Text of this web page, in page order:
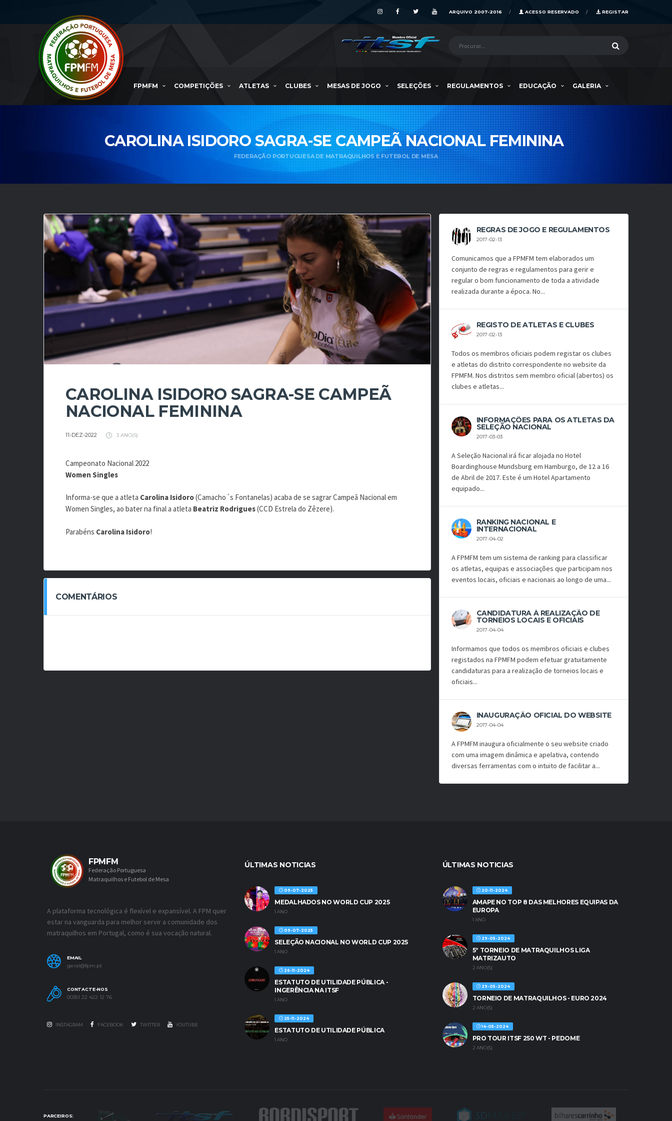
REGISTAR
ACESSO RESERVADO
ARQUIVO 2007-2016
FPMFM COMPETIÇÕES ATLETAS CLUBES MESAS DE JOGO SELEÇÕES REGULAMENTOS EDUCAÇÃO GALERIA
CAROLINA ISIDORO SAGRA-SE CAMPEÃ NACIONAL FEMININA
FEDERAÇÃO PORTUGUESA DE MATRAQUILHOS E FUTEBOL DE MESA
CAROLINA ISIDORO SAGRA-SE CAMPEÃ
NACIONAL FEMININA
11-DEZ-2022 3 ANO(S)
Campeonato Nacional 2022
Women Singles
Informa-se que a atleta Carolina Isidoro(Camacho´s Fontanelas) acaba de se sagrar Campeã Nacional em
Women Singles, ao bater na final a atleta Beatriz Rodrigues(CCD Estrela do Zêzere).
Parabéns Carolina Isidoro!
COMENTÁRIOS
REGRAS DE JOGO E REGULAMENTOS
2017-02-13
Comunicamos que a FPMFM tem elaborados um
conjunto de regras e regulamentos para gerir e
regular o bom funcionamento de toda a atividade
realizada durante a época. No...
REGISTO DE ATLETAS E CLUBES
2017-02-13
Todos os membros oficiais podem registar os clubes
e atletas do distrito correspondente no website da
FPMFM. Nos distritos sem membro oficial (abertos) os
clubes e atletas...
INFORMAÇÕES PARA OS ATLETAS DA
SELEÇÃO NACIONAL
2017-03-03
A Seleção Nacional irá ficar alojada no Hotel
Boardinghouse Mundsburg em Hamburgo, de 12 a 16
de Abril de 2017. Este é um Hotel Apartamento
equipado...
RANKING NACIONAL E
INTERNACIONAL
2017-04-02
A FPMFM tem um sistema de ranking para classificar
os atletas, equipas e associações que participam nos
eventos locais, oficiais e nacionais ao longo de uma...
CANDIDATURA À REALIZAÇÃO DE
TORNEIOS LOCAIS E OFICIAIS
2017-04-04
Informamos que todos os membros oficiais e clubes
registados na FPMFM podem efetuar gratuitamente
candidaturas para a realização de torneios locais e
oficiais...
INAUGURAÇÃO OFICIAL DO WEBSITE
2017-04-04
A FPMFM inaugura oficialmente o seu website criado
com uma imagem dinâmica e apelativa, contendo
diversas ferramentas com o intuito de facilitar a...
FPMFM
Federação Portuguesa
Matraquilhos e Futebol de Mesa
A plataforma tecnológica é flexível e expansível. A FPM quer
estar na vanguarda para melhor servir a comunidade dos
matraquilhos em Portugal, como é sua vocação natural.
EMAIL
geral@fpm.pt
CONTACTE-NOS
00351 22 422 12 76
INSTAGRAM FACEBOOK TWITTER YOUTUBE
ÚLTIMAS NOTICIAS
09-07-2025
MEDALHADOS NO WORLD CUP 2025
1 ANO
09-07-2025
SELEÇÃO NACIONAL NO WORLD CUP 2025
1 ANO
26-11-2024
ESTATUTO DE UTILIDADE PÚBLICA -
INGERÊNCIA NA ITSF
1 ANO
25-11-2024
ESTATUTO DE UTILIDADE PÚBLICA
1 ANO
ÚLTIMAS NOTICIAS
20-11-2024
AMAPE NO TOP 8 DAS MELHORES EQUIPAS DA
EUROPA
1 ANO
29-05-2024
5º TORNEIO DE MATRAQUILHOS LIGA
MATRIZAUTO
2 ANO(S)
29-05-2024
TORNEIO DE MATRAQUILHOS - EURO 2024
2 ANO(S)
14-05-2024
PRO TOUR ITSF 250 WT - PEDOME
2 ANO(S)
PARCEIROS: